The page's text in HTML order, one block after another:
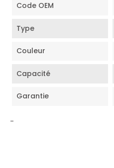
Code OEM
Type
Couleur
Capacité
Garantie
-